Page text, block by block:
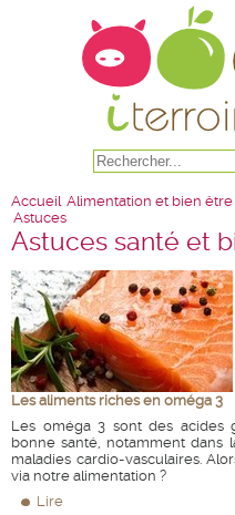
Accueil Alimentation et bien être
Astuces
Astuces santé et
Les aliments riches en oméga 3
Les oméga 3 sont des acides
bonne santé, notamment dans
maladies cardio-vasculaires.
via notre alimentation ?
Lire